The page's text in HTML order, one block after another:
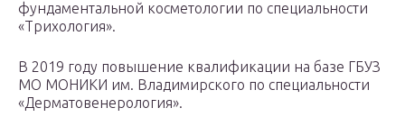
фундаментальной косметологии по специальности
«Трихология».
В 2019 году повышение квалификации на базе ГБУЗ
МО МОНИКИ им. Владимирского по специальности
«Дерматовенерология».